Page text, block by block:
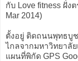
กับ Love fitness ฝั่ง
Mar 2014)
ตั้งอยู่ ติดถนนพุทธบู
ไกลจากมหาวิทยาลั
แผนที่พิกัด GPS